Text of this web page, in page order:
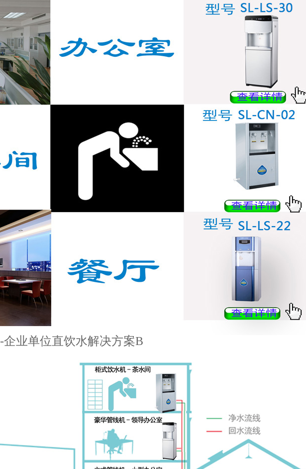
-企业单位直饮水解决方案B